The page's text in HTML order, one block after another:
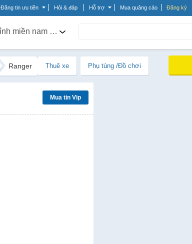
Đăng tin ưu tiên Hỏi & đáp Hỗ trợ Mua quảng cáo Đăng ký
Các tỉnh miền nam khác
Ranger Thuê xe Phụ tùng /Đồ chơi
Mua tin Vip